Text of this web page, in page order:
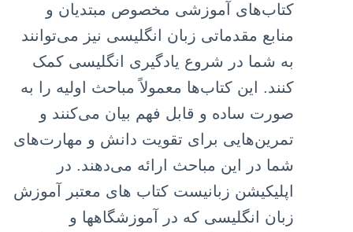
کتاب‌های آموزشی مخصوص مبتدیان و
منابع مقدماتی زبان انگلیسی نیز می‌توانند
به شما در شروع یادگیری انگلیسی کمک
کنند. این کتاب‌ها معمولاً مباحث اولیه را به
صورت ساده و قابل فهم بیان می‌کنند و
تمرین‌هایی برای تقویت دانش و مهارت‌های
شما در این مباحث ارائه می‌دهند. در
اپلیکیشن زبانیست کتاب های معتبر آموزش
زبان انگلیسی که در آموزشگاهها و